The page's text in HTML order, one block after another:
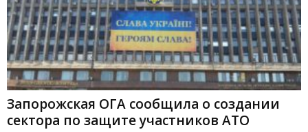
Запорожская ОГА сообщила о создании
сектора по защите участников АТО